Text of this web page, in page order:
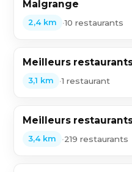
Malgrange
2,4 km •10 restaurants
Meilleurs
3,1 km •1 restaurant
Meilleurs
3,4 km •219 restaurants